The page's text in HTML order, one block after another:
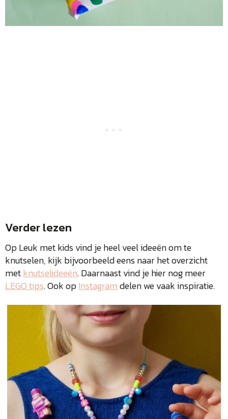
Verder lezen
Op Leuk met kids vind je heel veel ideeën om te
knutselen, kijk bijvoorbeeld eens naar het overzicht
metknutselideeën. Daarnaast vind je hier nog meer
LEGO tips. Ook opInstagramdelen we vaak inspiratie.